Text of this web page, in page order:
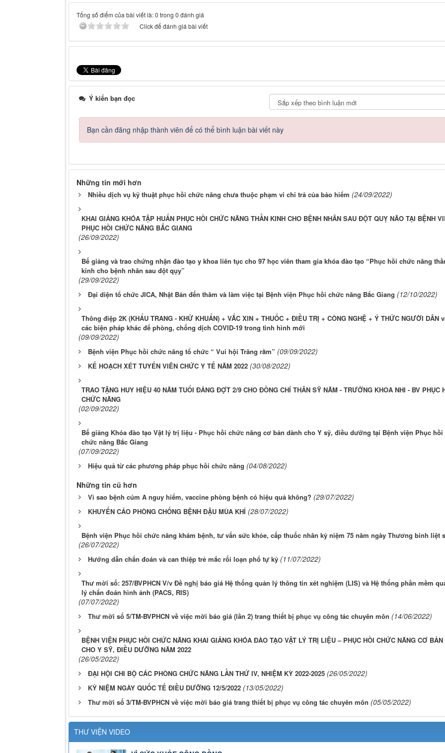
Tổng số điểm của bài viết là: 0 trong 0 đánh giá
Click để đánh giá bài viết
Ý kiến bạn đọc
Bạn cần đăng nhập thành viên để có thể bình luận bài viết này
Những tin mới hơn
Nhiều dịch vụ kỹ thuật phục hồi chức năng chưa thuộc phạm vi chi trả của bảo hiểm (24/09/2022)
KHAI GIẢNG KHÓA TẬP HUẤN PHỤC HỒI CHỨC NĂNG THẦN KINH CHO BỆNH NHÂN SAU ĐỘT QUỴ NÃO TẠI BỆNH
PHỤC HỒI CHỨC NĂNG BẮC GIANG
(26/09/2022)
Bế giảng và trao chứng nhận đào tạo y khoa liên tục cho 97 học viên tham gia khóa đào tạo “Phục hồi chức năng
kinh cho bệnh nhân sau đột qụy”
(29/09/2022)
Đại diện tổ chức JICA, Nhật Bản đến thăm và làm việc tại Bệnh viện Phục hồi chức năng Bắc Giang (12/10/2022)
Thông điệp 2K (KHẨU TRANG - KHỬ KHUẨN) + VẮC XIN + THUỐC + ĐIỀU TRỊ + CÔNG NGHỆ + Ý THỨC NGƯỜI DÂN
các biện pháp khác để phòng, chống dịch COVID-19 trong tình hình mới
(09/09/2022)
Bệnh viện Phục hồi chức năng tổ chức “ Vui hội Trăng rằm” (09/09/2022)
KẾ HOẠCH XÉT TUYỂN VIÊN CHỨC Y TẾ NĂM 2022 (30/08/2022)
TRAO TẶNG HUY HIỆU 40 NĂM TUỔI ĐẢNG ĐỢT 2/9 CHO ĐỒNG CHÍ THÂN SỸ NĂM - TRƯỞNG KHOA NHI - BV PHỤC
CHỨC NĂNG
(02/09/2022)
Bế giảng Khóa đào tạo Vật lý trị liệu - Phục hồi chức năng cơ bản dành cho Y sỹ, điều dưỡng tại Bệnh viện Phục hồi
chức năng Bắc Giang
(07/09/2022)
Hiệu quả từ các phương pháp phục hồi chức năng (04/08/2022)
Những tin cũ hơn
Vì sao bệnh cúm A nguy hiểm, vaccine phòng bệnh có hiệu quả không? (29/07/2022)
KHUYẾN CÁO PHÒNG CHỐNG BỆNH ĐẬU MÙA KHỈ (28/07/2022)
Bệnh viện Phục hồi chức năng khám bệnh, tư vấn sức khỏe, cấp thuốc nhân kỷ niệm 75 năm ngày Thương binh liệt
(26/07/2022)
Hướng dẫn chẩn đoán và can thiệp trẻ mắc rối loạn phổ tự kỷ (11/07/2022)
Thư mời số: 257/BVPHCN V/v Đề nghị báo giá Hệ thống quản lý thông tin xét nghiệm (LIS) và Hệ thống phần mềm
lý chẩn đoán hình ảnh (PACS, RIS)
(07/07/2022)
Thư mời số 5/TM-BVPHCN về việc mời báo giá (lần 2) trang thiết bị phục vụ công tác chuyên môn (14/06/2022)
BỆNH VIỆN PHỤC HỒI CHỨC NĂNG KHAI GIẢNG KHÓA ĐÀO TẠO VẬT LÝ TRỊ LIỆU – PHỤC HỒI CHỨC NĂNG CƠ BẢN
CHO Y SỸ, ĐIỀU DƯỠNG NĂM 2022
(26/05/2022)
ĐẠI HỘI CHI BỘ CÁC PHÒNG CHỨC NĂNG LẦN THỨ IV, NHIỆM KỲ 2022-2025 (26/05/2022)
KỶ NIỆM NGÀY QUỐC TẾ ĐIỀU DƯỠNG 12/5/2022 (13/05/2022)
Thư mời số 3/TM-BVPHCN về việc mời báo giá trang thiết bị phục vụ công tác chuyên môn (05/05/2022)
THƯ VIỆN VIDEO